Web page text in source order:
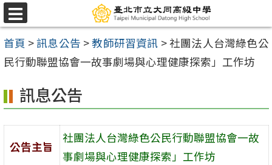
跳
至
主
要
容
區
選
單
首頁 >訊息公告 >教師研習資訊 > 社團法人台灣綠色公
民行動聯盟協會一故事劇場與心理健康探索」工作坊
訊息公告
公告主旨
社團法人台灣綠色公民行動聯盟協會一故
事劇場與心理健康探索」工作坊